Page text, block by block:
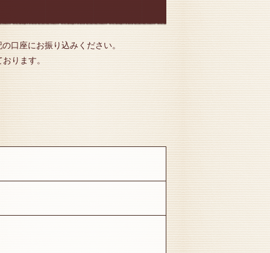
口座にお振り込みください。
ります。